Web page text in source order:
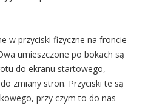
w przyciski fizyczne na froncie
umieszczone po bokach są
do ekranu startowego,
zmiany stron. Przyciski te są
przy czym to do nas